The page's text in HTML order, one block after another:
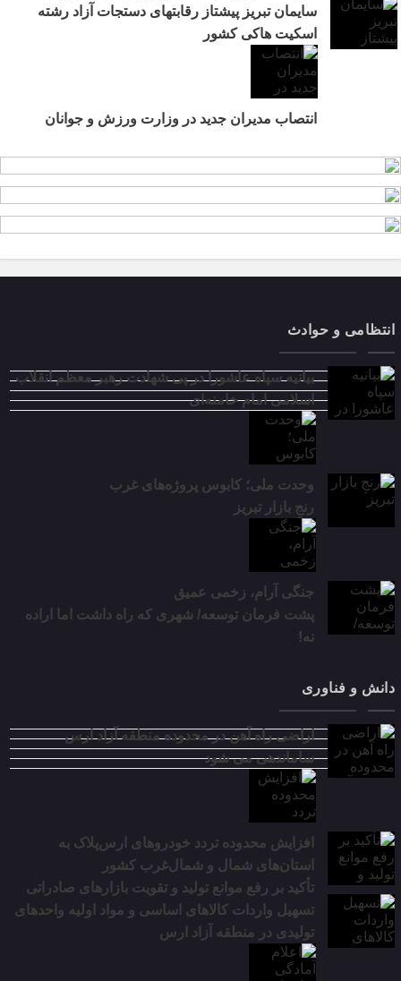
سایمان تبریز پیشتاز رقابتهای دستجات آزاد رشته
اسکیت هاکی کشور
انتصاب مدیران جدید در وزارت ورزش و جوانان
انتظامی و حوادث
بیانیه سپاه عاشورا در پی شهادت رهبر معظم انقلاب
اسلامی امام خامنه‌ای
وحدت ملی؛ کابوس پروژه‌های غرب
رنجِ بازار تبریز
جنگی آرام، زخمی عمیق
پشت فرمان توسعه/ شهری که راه داشت اما اراده
نه!
دانش و فناوری
اراضی راه آهن در محدوده منطقه آزاد ارس
ساماندهی می شود
افزایش محدوده تردد خودروهای ارس‌پلاک به
استان‌های شمال و شمال‌غرب کشور
تأکید بر رفع موانع تولید و تقویت بازارهای صادراتی
تسهیل واردات کالاهای اساسی و مواد اولیه واحدهای
تولیدی در منطقه آزاد ارس